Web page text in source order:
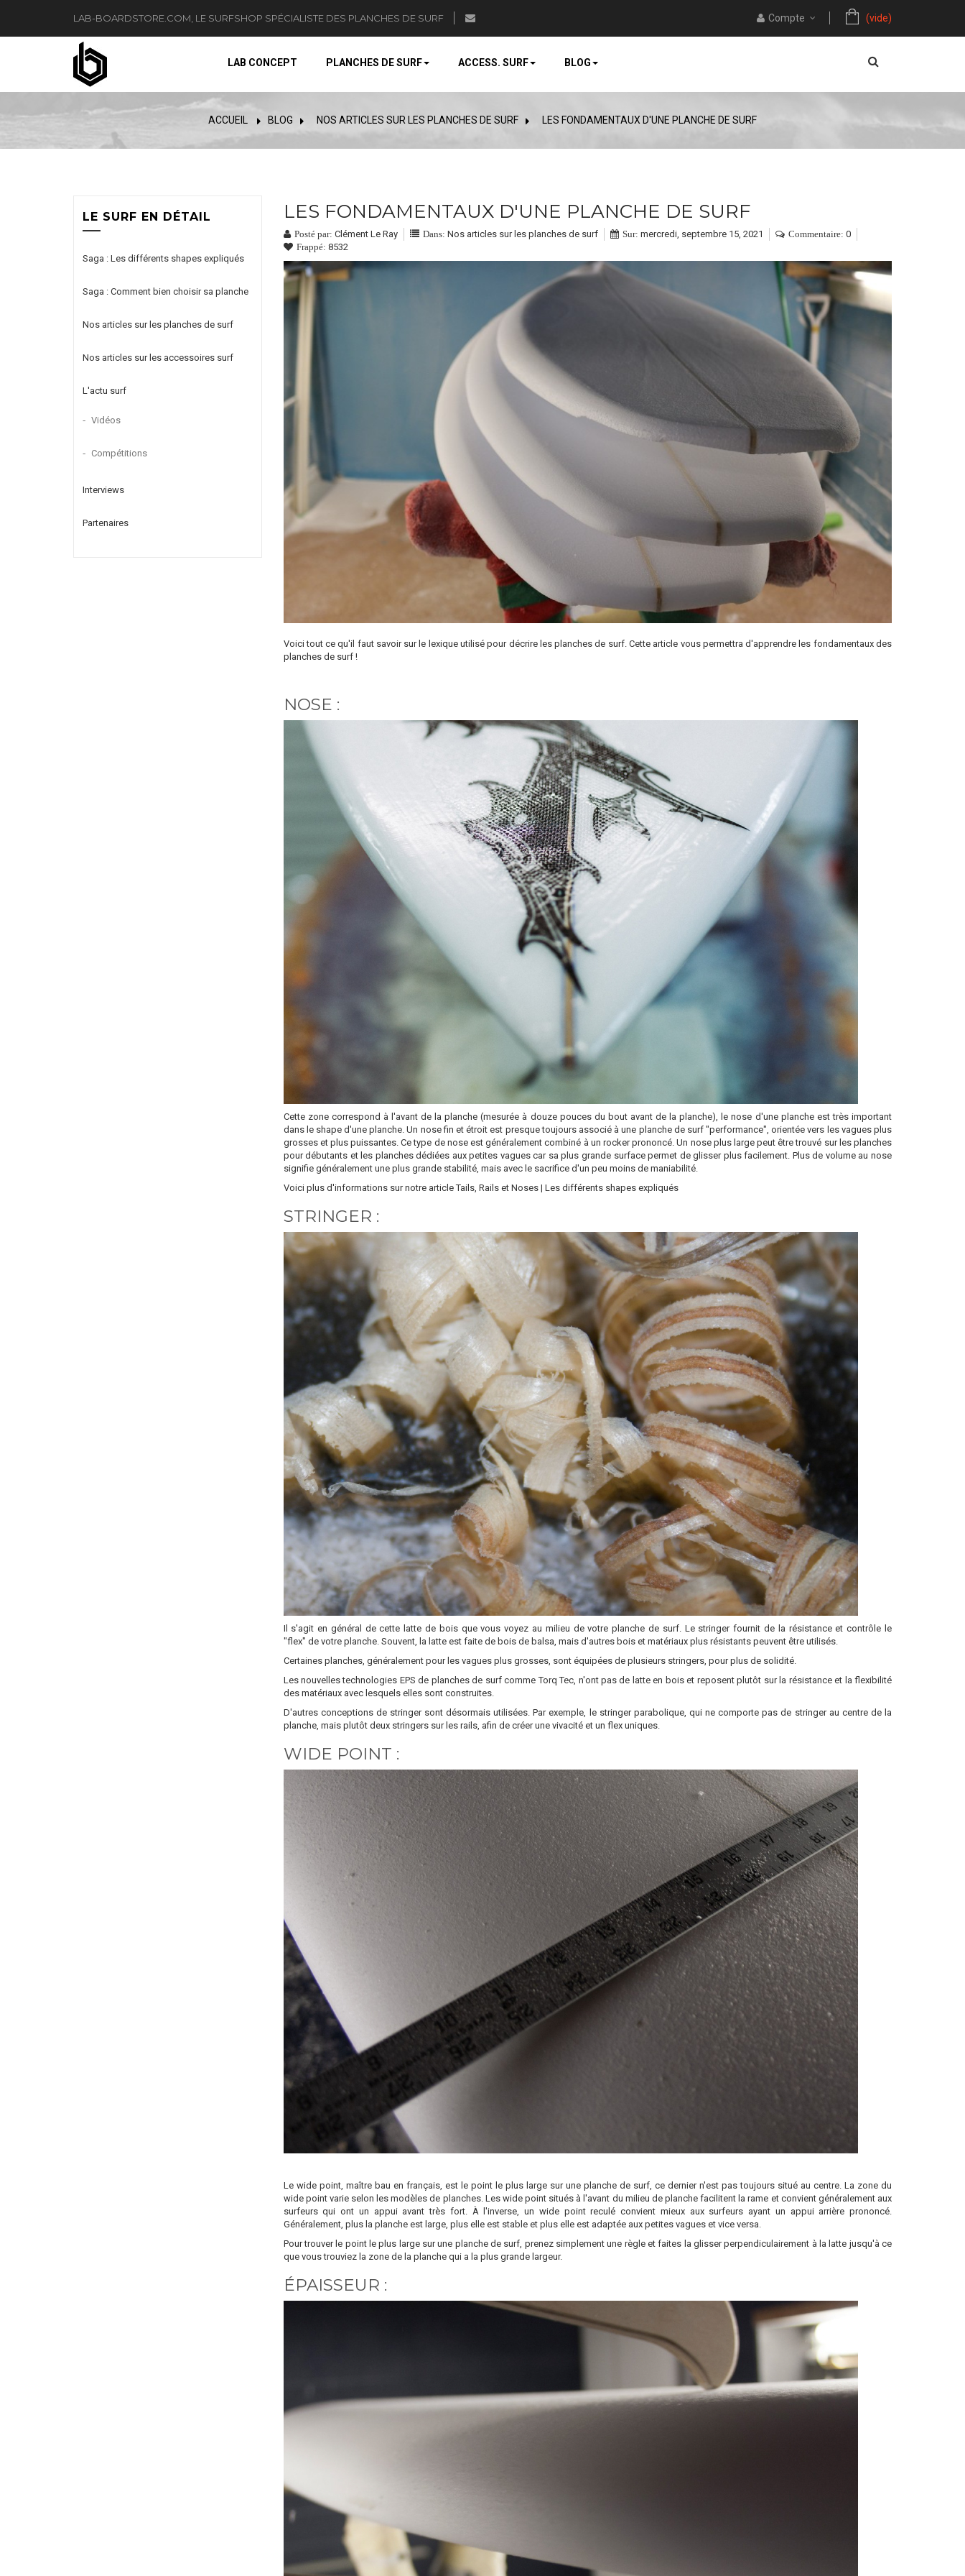
LAB-BOARDSTORE.COM, LE SURFSHOP SPÉCIALISTE DES PLANCHES DE SURF (vide)
Compte
LAB CONCEPT PLANCHES DE SURF ACCESS. SURF BLOG
ACCUEIL BLOG > NOS ARTICLES SUR LES PLANCHES DE SURF > LES FONDAMENTAUX D'UNE PLANCHE DE SURF
LE SURF EN DÉTAIL
Saga : Les différents shapes expliqués
Saga : Comment bien choisir sa planche
Nos articles sur les planches de surf
Nos articles sur les accessoires surf
L'actu surf
Vidéos
Compétitions
Interviews
Partenaires
LES FONDAMENTAUX D'UNE PLANCHE DE SURF
Posté par: Clément Le Ray Dans: Nos articles sur les planches de surf Sur: mercredi, septembre 15, 2021 Commentaire: 0
Frappé: 8532
Voici tout ce qu'il faut savoir sur le lexique utilisé pour décrire les planches de surf. Cette article vous permettra d'apprendre les fondamentaux des
planches de surf !
NOSE :
Cette zone correspond à l'avant de la planche (mesurée à douze pouces du bout avant de la planche), le nose d'une planche est très important
dans le shape d'une planche. Un nose fin et étroit est presque toujours associé à une planche de surf "performance", orientée vers les vagues plus
grosses et plus puissantes. Ce type de nose est généralement combiné à un rocker prononcé. Un nose plus large peut être trouvé sur les planches
pour débutants et les planches dédiées aux petites vagues car sa plus grande surface permet de glisser plus facilement. Plus de volume au nose
signifie généralement une plus grande stabilité, mais avec le sacrifice d'un peu moins de maniabilité.
Voici plus d'informations sur notre articleTails, Rails et Noses | Les différents shapes expliqués
STRINGER :
Il s'agit en général de cette latte de bois que vous voyez au milieu de votre planche de surf. Le stringer fournit de la résistance et contrôle le
"flex" de votre planche. Souvent, la latte est faite de bois de balsa, mais d'autres bois et matériaux plus résistants peuvent être utilisés.
Certaines planches, généralement pour les vagues plus grosses, sont équipées de plusieurs stringers, pour plus de solidité.
Les nouvelles technologies EPS de planches de surf comme Torq Tec, n'ont pas de latte en bois et reposent plutôt sur la résistance et la flexibilité
des matériaux avec lesquels elles sont construites.
D'autres conceptions de stringer sont désormais utilisées. Par exemple, le stringer parabolique, qui ne comporte pas de stringer au centre de la
planche, mais plutôt deux stringers sur les rails, afin de créer une vivacité et un flex uniques.
WIDE POINT :
Le wide point, maître bau en français, est le point le plus large sur une planche de surf, ce dernier n'est pas toujours situé au centre. La zone du
wide point varie selon les modèles de planches. Les wide point situés à l'avant du milieu de planche facilitent la rame et convient généralement aux
surfeurs qui ont un appui avant très fort. À l'inverse, un wide point reculé convient mieux aux surfeurs ayant un appui arrière prononcé.
Généralement, plus la planche est large, plus elle est stable et plus elle est adaptée aux petites vagues et vice versa.
Pour trouver le point le plus large sur une planche de surf, prenez simplement une règle et faites la glisser perpendiculairement à la latte jusqu'à ce
que vous trouviez la zone de la planche qui a la plus grande largeur.
ÉPAISSEUR :